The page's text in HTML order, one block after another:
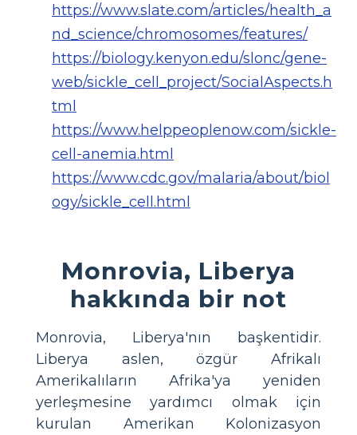
https://www.slate.com/articles/health_a
nd_science/chromosomes/features/
https://biology.kenyon.edu/slonc/gene-
web/sickle_cell_project/SocialAspects.h
tml
https://www.helppeoplenow.com/sickle-
cell-anemia.html
https://www.cdc.gov/malaria/about/biol
ogy/sickle_cell.html
Monrovia, Liberya
hakkında bir not
Monrovia, Liberya'nın başkentidir.
Liberya aslen, özgür Afrikalı
Amerikalıların Afrika'ya yeniden
yerleşmesine yardımcı olmak için
kurulan Amerikan Kolonizasyon